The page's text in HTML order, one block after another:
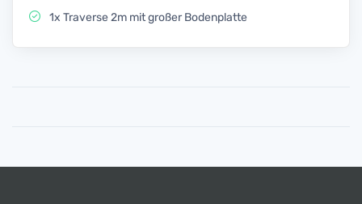
1x Traverse 2m mit großer Bodenplatte